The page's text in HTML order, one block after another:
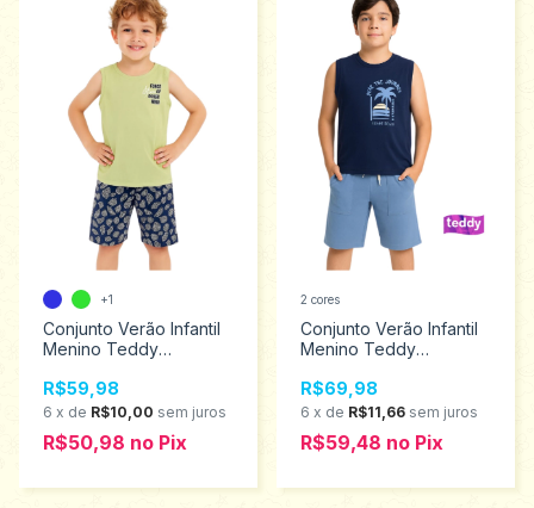
Conjunto Verão Infantil
Menino Teddy
R$59,98
6 x de R$10,00 sem juros
R$50,98 no Pix
+1
Conjunto Verão Infantil
Menino Teddy
18484
R$69,98
6 x de R$11,66 sem juros
R$59,48 no Pix
2 cores